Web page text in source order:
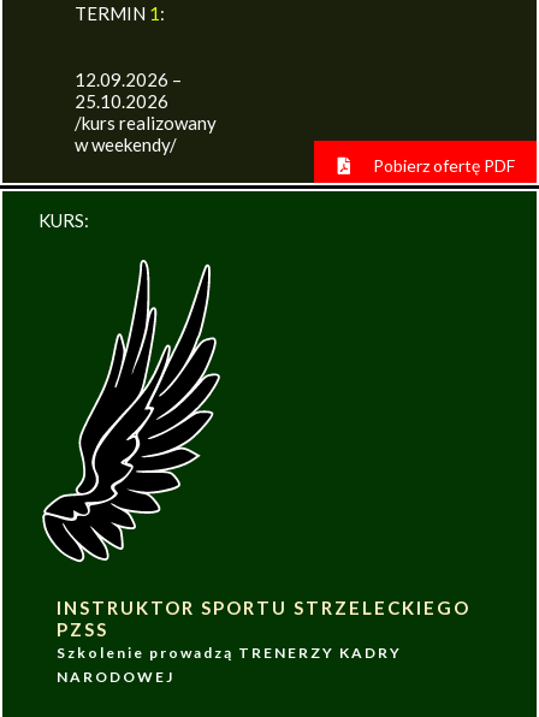
TERMIN 1:
12.09.2026 –
25.10.2026
/kurs realizowany
w weekendy/
Pobierz ofertę PDF
KURS:
INSTRUKTOR SPORTU STRZELECKIEGO
PZSS
Szkolenie prowadzą TRENERZY KADRY
NARODOWEJ